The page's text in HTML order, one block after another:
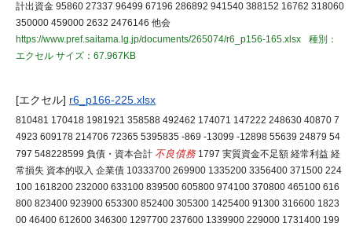
計出資金 95860 27337 96499 67196 286892 941540 388152 16762 318060
350000 459000 2632 2476146 他会
https://www.pref.saitama.lg.jp/documents/265074/r6_p156-165.xlsx
種別：
エクセル サイズ：67.967KB
[エクセル] r6_p166-225.xlsx
810481 170418 1981921 358588 492462 174071 147222 248630 40870 7
4923 609178 214706 72365 5395835 -869 -13099 -12898 55639 24879 54
797 548228599 負債・資本合計 不良債務1797 実質資金不足額 経常利益 経
常損失 資本的収入 企業債 10333700 269900 1335200 3356400 371500 224
100 1618200 232000 633100 839500 605800 974100 370800 465100 616
800 823400 923900 653300 852400 305300 1425400 91300 316600 1823
00 46400 612600 346300 1297700 237600 1339900 229000 1731400 199